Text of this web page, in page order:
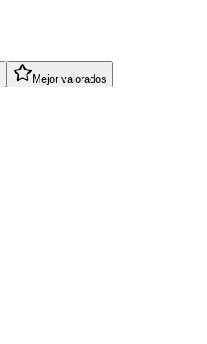
Mejor valorados